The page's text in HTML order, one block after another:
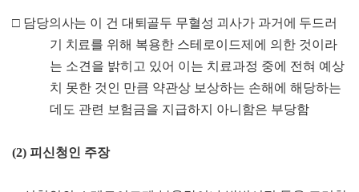
□ 담당의사는 이 건 대퇴골두 무혈성 괴사가 과거에 두드러
기 치료를 위해 복용한 스테로이드제에 의한 것이라
는 소견을 밝히고 있어 이는 치료과정 중에 전혀 예상
치 못한 것인 만큼 약관상 보상하는 손해에 해당하는
데도 관련 보험금을 지급하지 아니함은 부당함
(2) 피신청인 주장